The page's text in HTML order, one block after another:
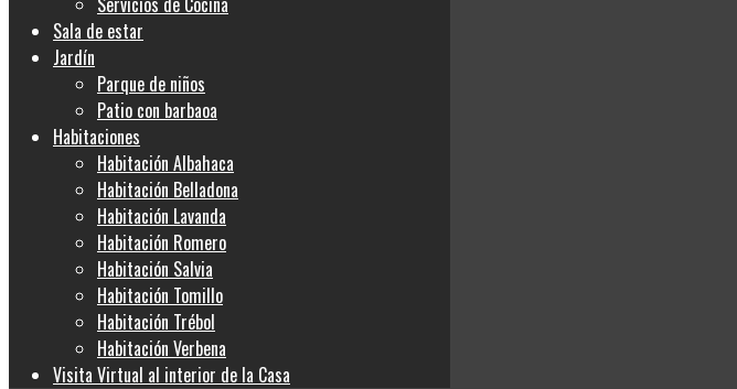
Sala de estar
Jardín
Parque de niños
Patio con barbaoa
Habitaciones
Habitación Albahaca
Habitación Belladona
Habitación Lavanda
Habitación Romero
Habitación Salvia
Habitación Tomillo
Habitación Trébol
Habitación Verbena
Visita Virtual al interior de la Casa